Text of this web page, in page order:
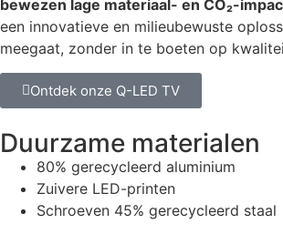
bewezen lage materiaal- en CO₂-
een innovatieve en milieubewuste
meegaat, zonder in te boeten op
Ontdek onze Q-LED TV
Duurzame materialen
80% gerecycleerd aluminium
Zuivere LED-printen
Schroeven 45% gerecycleerd staal